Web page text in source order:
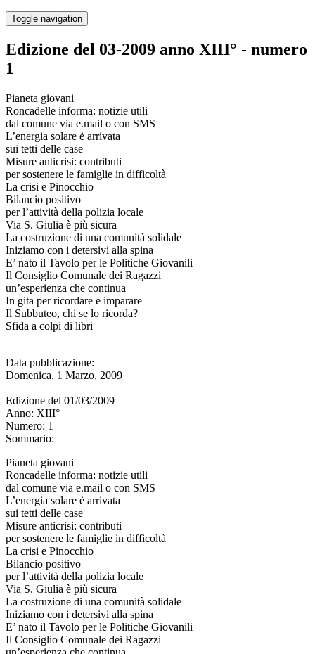
Toggle navigation
Edizione del 03-2009 anno XIII° - numero
1
Pianeta giovani
Roncadelle informa: notizie utili
dal comune via e.mail o con SMS
L’energia solare è arrivata
sui tetti delle case
Misure anticrisi: contributi
per sostenere le famiglie in difficoltà
La crisi e Pinocchio
Bilancio positivo
per l’attività della polizia locale
Via S. Giulia è più sicura
La costruzione di una comunità solidale
Iniziamo con i detersivi alla spina
E’ nato il Tavolo per le Politiche Giovanili
Il Consiglio Comunale dei Ragazzi
un’esperienza che continua
In gita per ricordare e imparare
Il Subbuteo, chi se lo ricorda?
Sfida a colpi di libri
Data pubblicazione:
Domenica, 1 Marzo, 2009
Edizione del 01/03/2009
Anno: XIII°
Numero: 1
Sommario:
Pianeta giovani
Roncadelle informa: notizie utili
dal comune via e.mail o con SMS
L’energia solare è arrivata
sui tetti delle case
Misure anticrisi: contributi
per sostenere le famiglie in difficoltà
La crisi e Pinocchio
Bilancio positivo
per l’attività della polizia locale
Via S. Giulia è più sicura
La costruzione di una comunità solidale
Iniziamo con i detersivi alla spina
E’ nato il Tavolo per le Politiche Giovanili
Il Consiglio Comunale dei Ragazzi